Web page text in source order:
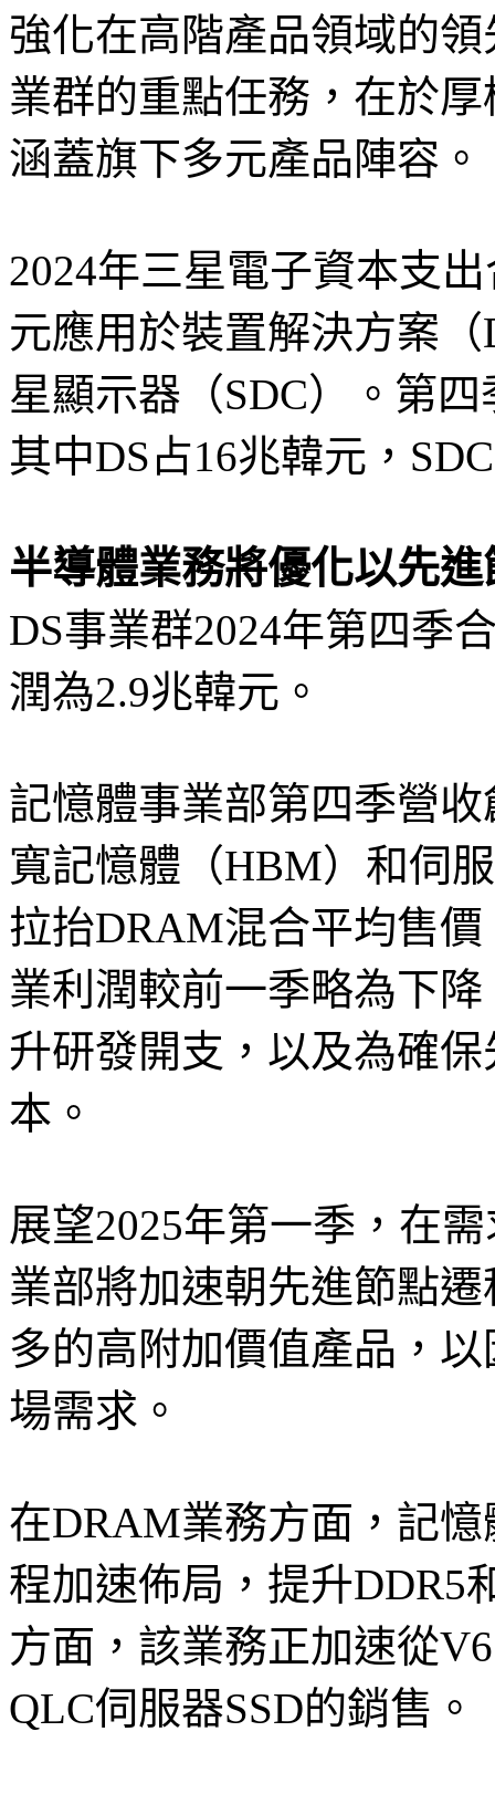
強化在高階產品領域的
業群的重點任務，在於
涵蓋旗下多元產品陣容。
2024年三星電子資本支
元應用於裝置解決方案
星顯示器（SDC）。第
其中DS占16兆韓元，
半導體業務將優化以先
DS事業群2024年第四季
潤為2.9兆韓元。
記憶體事業部第四季營
寬記憶體（HBM）和伺
拉抬DRAM混合平均售
業利潤較前一季略為下
升研發開支，以及為確
本。
展望2025年第一季，在
業部將加速朝先進節點
多的高附加價值產品，
場需求。
在DRAM業務方面，記
程加速佈局，提升DDR5
方面，該業務正加速從
QLC伺服器SSD的銷售。